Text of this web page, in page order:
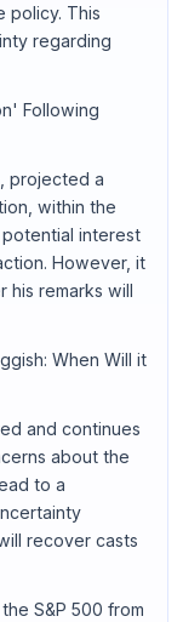
policy. This
regarding
Following
projected a
within the
interest
However, it
his remarks will
When Will it
and continues
about the
to a
recover casts
S&P 500 from